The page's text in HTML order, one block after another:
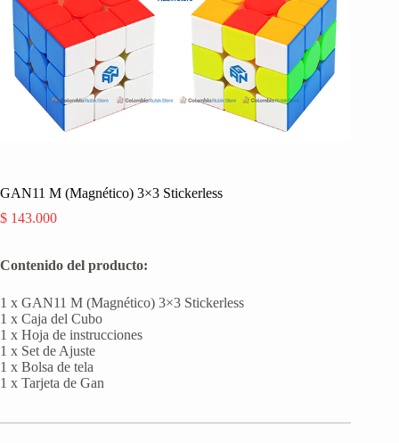
GAN11 M (Magnético) 3×3 Stickerless
$ 143.000
Contenido del producto:
1 x GAN11 M (Magnético) 3×3 Stickerless
1 x Caja del Cubo
1 x Hoja de instrucciones
1 x Set de Ajuste
1 x Bolsa de tela
1 x Tarjeta de Gan